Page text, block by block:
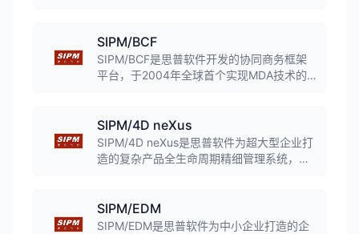
工艺设计效率。
SIPM/BCF
SIPM/BCF是思普软件开发的协同商务框架
平台，于2004年全球首个实现MDA技术的
能实现业务的IT化。
SIPM/4D neXus
SIPM/4D neXus是思普软件为超大型企业打
造的复杂产品全生命周期精细管理系统，支
业全球化研发管理。
SIPM/EDM
SIPM/EDM是思普软件为中小企业打造的企